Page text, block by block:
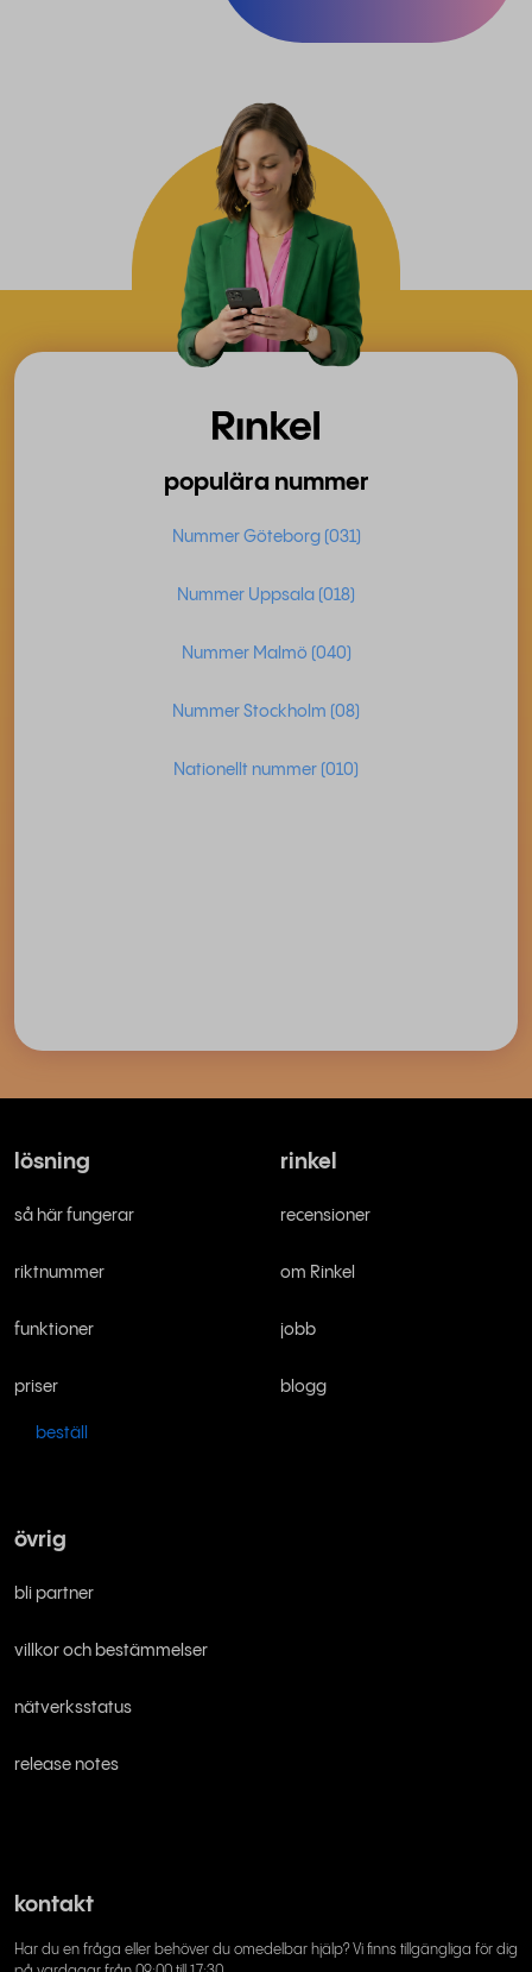
populära nummer
Nummer Göteborg (031)
Nummer Uppsala (018)
Nummer Malmö (040)
Nummer Stockholm (08)
Nationellt nummer (010)
lösning
så här fungerar
riktnummer
funktioner
priser
beställ
rinkel
recensioner
om Rinkel
jobb
blogg
övrig
bli partner
villkor och bestämmelser
nätverksstatus
release notes
kontakt
Har du en fråga eller behöver du omedelbar hjälp? Vi finns tillgängliga för dig